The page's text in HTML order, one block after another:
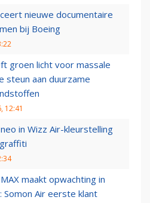
nieuwe documentaire
bij Boeing
groen licht voor massale
steun aan duurzame
12:41
in Wizz Air-kleurstelling
maakt opwachting in
Somon Air eerste klant